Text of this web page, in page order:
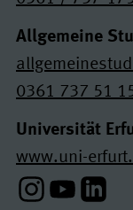
Allgemeine
0361 737 51
Universität
www.uni-
Instagram-
Youtube-